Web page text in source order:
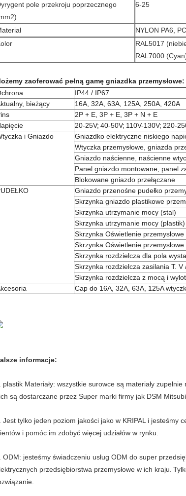
pole przekroju poprzecznego
6-25
NYLON PA6,
RAL5017
RAL7000
zaoferować pełną gamę gniazdka przemysłowe:
IP44 / IP67
bieżący
16A, 32A, 63A, 125A, 250A, 420A
2P + E, 3P + E, 3P + N + E
20-25V; 40-50V; 110V-130V; 220-
i Gniazdo
Gniazdko elektryczne niskiego
Wtyczka przemysłowe, gniazda
Gniazdo naścienne, naścienne
Panel gniazdo montowane, panel
Blokowane gniazdo przełączane
Gniazdo przenośne pudełko
Skrzynka gniazdo plastikowe
Skrzynka utrzymanie mocy (stal)
Skrzynka utrzymanie mocy (plastik)
Skrzynka Oświetlenie przemysłowe
Skrzynka Oświetlenie
Skrzynka rozdzielcza dla pola
Skrzynka rozdzielcza zasilania T. V
Skrzynka rozdzielcza z mocą i
Cap do 16A, 32A, 63A, 125A
informacje:
plastik Materiały: wszystkie surowce są materiały
są dostarczane przez Super marki firmy jak DSM
Jest tylko jeden poziom jakości jako w KRIPAL i jesteśmy
i pomóc im zdobyć więcej udziałów w rynku.
ODM: jesteśmy świadczeniu usług ODM do super
przedsiębiorstwa przemysłowe w ich kraju.